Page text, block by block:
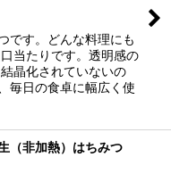
です。どんな料理にも
当たりです。透明感の
晶化されていないの
毎日の食卓に幅広く使
（非加熱）はちみつ